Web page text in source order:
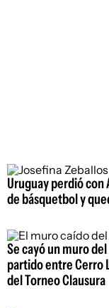
Uruguay perdió
de básquetbol y
Se cayó un muro
partido entre Cerro
del Torneo Clausura